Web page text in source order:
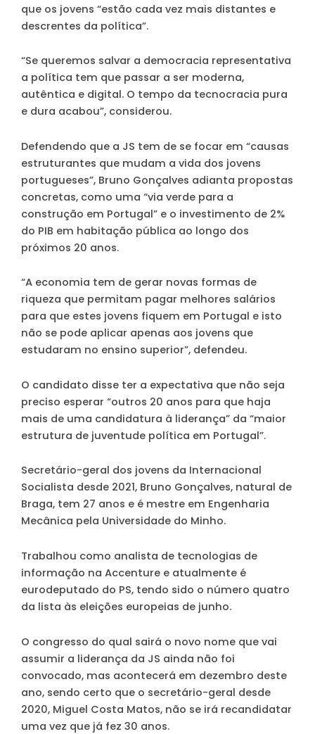
que os jovens “estão cada vez mais distantes e
descrentes da política”.
“Se queremos salvar a democracia representativa
a política tem que passar a ser moderna,
autêntica e digital. O tempo da tecnocracia pura
e dura acabou”, considerou.
Defendendo que a JS tem de se focar em “causas
estruturantes que mudam a vida dos jovens
portugueses”, Bruno Gonçalves adianta propostas
concretas, como uma “via verde para a
construção em Portugal” e o investimento de 2%
do PIB em habitação pública ao longo dos
próximos 20 anos.
“A economia tem de gerar novas formas de
riqueza que permitam pagar melhores salários
para que estes jovens fiquem em Portugal e isto
não se pode aplicar apenas aos jovens que
estudaram no ensino superior”, defendeu.
O candidato disse ter a expectativa que não seja
preciso esperar “outros 20 anos para que haja
mais de uma candidatura à liderança” da “maior
estrutura de juventude política em Portugal”.
Secretário-geral dos jovens da Internacional
Socialista desde 2021, Bruno Gonçalves, natural de
Braga, tem 27 anos e é mestre em Engenharia
Mecânica pela Universidade do Minho.
Trabalhou como analista de tecnologias de
informação na Accenture e atualmente é
eurodeputado do PS, tendo sido o número quatro
da lista às eleições europeias de junho.
O congresso do qual sairá o novo nome que vai
assumir a liderança da JS ainda não foi
convocado, mas acontecerá em dezembro deste
ano, sendo certo que o secretário-geral desde
2020, Miguel Costa Matos, não se irá recandidatar
uma vez que já fez 30 anos.